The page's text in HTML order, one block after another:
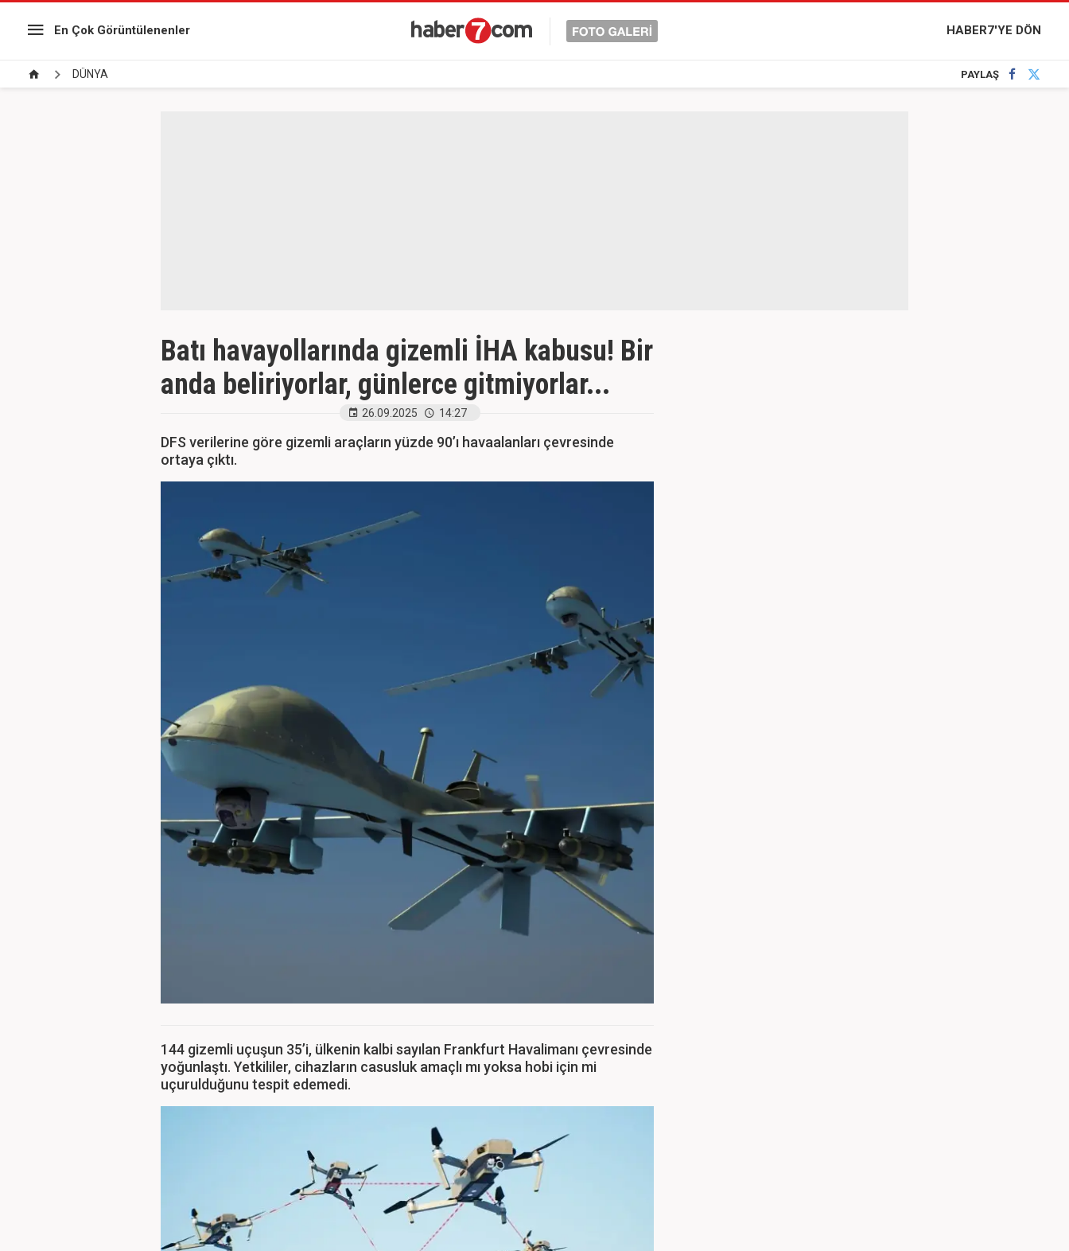
En Çok Görüntülenenler HABER7'YE DÖN
DÜNYA PAYLAŞ
Batı havayollarında gizemli İHA kabusu! Bir
anda beliriyorlar, günlerce gitmiyorlar...
26.09.2025 14:27
DFS verilerine göre gizemli araçların yüzde 90’ı havaalanları çevresinde
ortaya çıktı.
144 gizemli uçuşun 35’i, ülkenin kalbi sayılan Frankfurt Havalimanı çevresinde
yoğunlaştı. Yetkililer, cihazların casusluk amaçlı mı yoksa hobi için mi
uçurulduğunu tespit edemedi.